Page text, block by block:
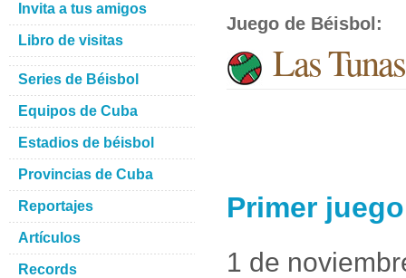
Juego de Béisbol :
Las
Primer
1 de
Invita a tus amigos
Libro de visitas
Series de Béisbol
Equipos de Cuba
Estadios de béisbol
Provincias de Cuba
Reportajes
Artículos
Records